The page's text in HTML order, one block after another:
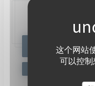
这个网站
可以控制
47, Quai Charles